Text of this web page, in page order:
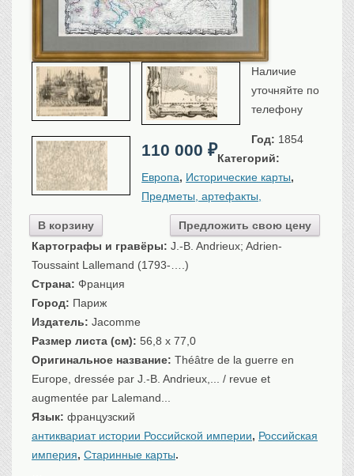
Исторические карты
Виды городов
Москва
Санкт-Петербург
Российская империя
Прочие
Севастополь, Крым
Ценные бумаги
История моды.
Гражданская мода
Униформа
Фауна
Флора
Охота
Рыбы, рыбалка
Техника, транспорт, архитектура
Архитектура
Флот, кораблестроение
110 000₽
В корзину Предложить свою цену
Наличие
уточняйте по
телефону
Год: 1854
Картографы и гравёры: J.-B. Andrieux; Adrien-
Toussaint Lallemand (1793-….)
Страна: Франция
Город: Париж
Издатель: Jacomme
Размер листа (см): 56,8 x 77,0
Оригинальное название: Théâtre de la guerre en
Europe, dressée par J.-B. Andrieux,... / revue et
augmentée par Lalemand...
Язык: французский
Категорий:
Европа, Исторические карты,
Предметы, артефакты,
антиквариат истории Российской империи, Российская
империя, Старинные карты.